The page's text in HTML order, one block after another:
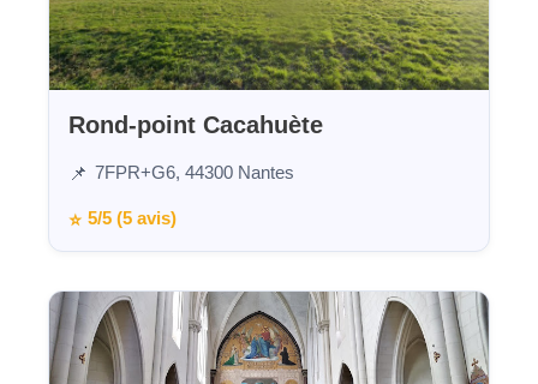
Rond-point Cacahuète
📌 7FPR+G6, 44300 Nantes
⭐ 5/5 (5 avis)